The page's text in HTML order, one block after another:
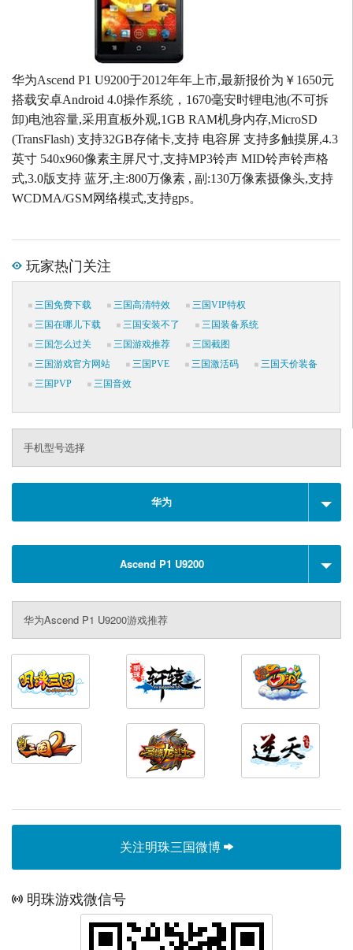
华为Ascend P1 U9200于2012年年上市,最新报价为￥1650元
搭载安卓Android 4.0操作系统，1670毫安时锂电池(不可拆
卸)电池容量,采用直板外观,1GB RAM机身内存,MicroSD
(TransFlash) 支持32GB存储卡,支持 电容屏 支持多触摸屏,4.3
英寸 540x960像素主屏尺寸,支持MP3铃声 MID铃声铃声格
式,3.0版支持 蓝牙,主:800万像素 , 副:130万像素摄像头,支持
WCDMA/GSM网络模式,支持gps。
玩家热门关注
三国免费下载 三国高清特效
三国VIP特权
三国在哪儿下载
三国安装不了
三国装备系统
三国怎么过关
三国游戏推荐
三国截图
三国游戏官方网站
三国PVE 三国激活码
三国天价装备
三国PVP
三国音效
手机型号选择
华为
Ascend P1 U9200
华为Ascend P1 U9200游戏推荐
关注明珠三国微博
明珠游戏微信号